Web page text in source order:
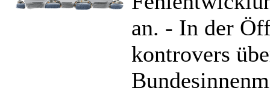
an. - In der
kontrovers